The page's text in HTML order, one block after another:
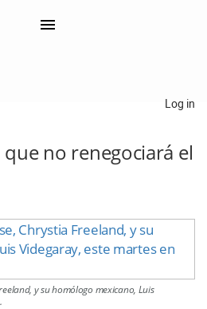
Clascal
×
Log in
que no renegociará el
y su homólogo mexicano, Luis